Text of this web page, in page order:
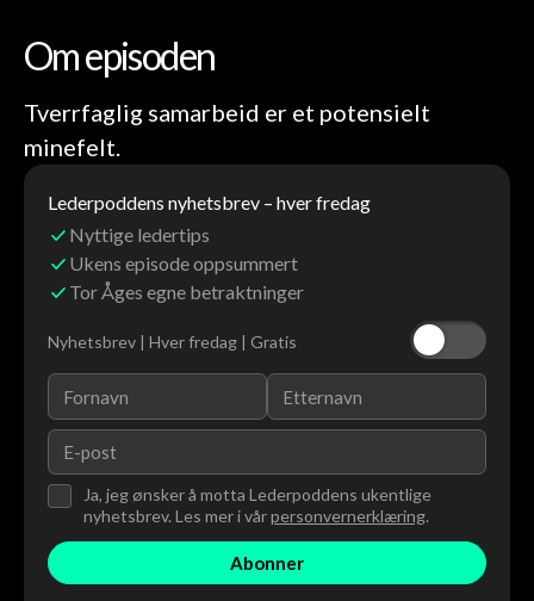
Om episoden
Tverrfaglig samarbeid er et potensielt
minefelt.
Lederpoddens nyhetsbrev – hver fredag
Nyttige ledertips
Ukens episode oppsummert
Tor Åges egne betraktninger
Nyhetsbrev | Hver fredag | Gratis
Ja, jeg ønsker å motta Lederpoddens ukentlige
nyhetsbrev. Les mer i vårpersonvernerklæring.